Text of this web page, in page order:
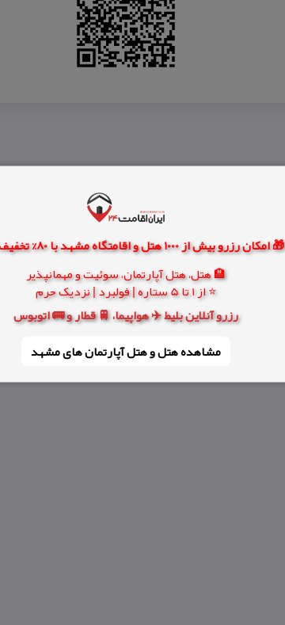
🎁 امکان رزرو بیش از 1000 هتل و اقامتگاه مشهد با 80% تخفیف واقعی
🏨 هتل، هتل آپارتمان، سوئیت و مهمانپذیر
⭐ از 1 تا 5 ستاره | فولبرد | نزدیک حرم
رزرو آنلاین بلیط ✈️ هواپیما، 🚆 قطار و 🚌 اتوبوس
مشاهده هتل و هتل‌ آپارتمان های مشهد